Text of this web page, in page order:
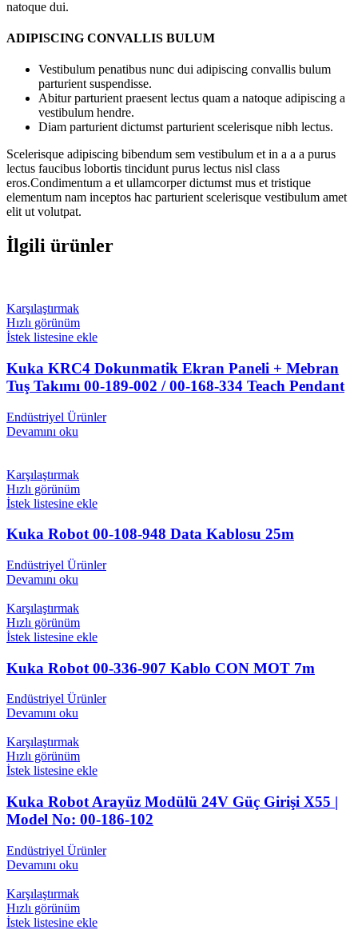
natoque dui.
ADIPISCING CONVALLIS BULUM
Vestibulum penatibus nunc dui adipiscing convallis bulum
parturient suspendisse.
Abitur parturient praesent lectus quam a natoque adipiscing a
vestibulum hendre.
Diam parturient dictumst parturient scelerisque nibh lectus.
Scelerisque adipiscing bibendum sem vestibulum et in a a a purus
lectus faucibus lobortis tincidunt purus lectus nisl class
eros.Condimentum a et ullamcorper dictumst mus et tristique
elementum nam inceptos hac parturient scelerisque vestibulum amet
elit ut volutpat.
İlgili ürünler
Karşılaştırmak
Hızlı görünüm
İstek listesine ekle
Kuka KRC4 Dokunmatik Ekran Paneli + Mebran
Tuş Takımı 00-189-002 / 00-168-334 Teach Pendant
Endüstriyel Ürünler
Devamını oku
Karşılaştırmak
Hızlı görünüm
İstek listesine ekle
Kuka Robot 00-108-948 Data Kablosu 25m
Endüstriyel Ürünler
Devamını oku
Karşılaştırmak
Hızlı görünüm
İstek listesine ekle
Kuka Robot 00-336-907 Kablo CON MOT 7m
Endüstriyel Ürünler
Devamını oku
Karşılaştırmak
Hızlı görünüm
İstek listesine ekle
Kuka Robot Arayüz Modülü 24V Güç Girişi X55 |
Model No: 00-186-102
Endüstriyel Ürünler
Devamını oku
Karşılaştırmak
Hızlı görünüm
İstek listesine ekle